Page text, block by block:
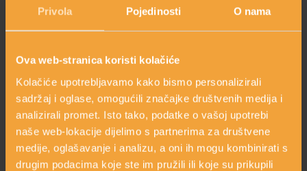
Privola Pojedinosti O nama
Ova web-stranica koristi kolačiće
Kolačiće upotrebljavamo kako bismo personalizirali
sadržaj i oglase, omogućili značajke društvenih medija i
analizirali promet. Isto tako, podatke o vašoj upotrebi
naše web-lokacije dijelimo s partnerima za društvene
medije, oglašavanje i analizu, a oni ih mogu kombinirati s
drugim podacima koje ste im pružili ili koje su prikupili
ULJE NOĆURKA
16,00 €
CONTROL 365 INSERT
AQUA
Krema s vodom
švicarskog ledenjaka
27,00 €